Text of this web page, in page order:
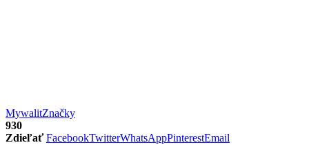
MywalitZnačky
930
Zdieľať FacebookTwitterWhatsAppPinterestEmail